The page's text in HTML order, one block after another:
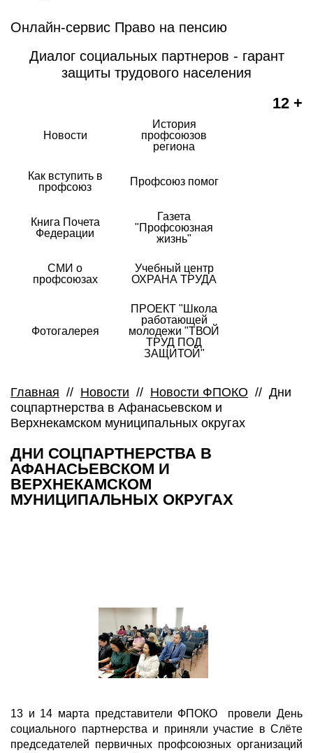
Онлайн-сервис Право на пенсию
Диалог социальных партнеров - гарант
защиты трудового населения
12 +
Новости
История
профсоюзов
региона
Как вступить в
профсоюз
Профсоюз помог
Книга Почета
Федерации
Газета
"Профсоюзная
жизнь"
СМИ о
профсоюзах
Учебный центр
ОХРАНА ТРУДА
Фотогалерея
ПРОЕКТ "Школа
работающей
молодежи "ТВОЙ
ТРУД ПОД
ЗАЩИТОЙ"
Главная // Новости // Новости ФПОКО // Дни
соцпартнерства в Афанасьевском и
Верхнекамском муниципальных округах
ДНИ СОЦПАРТНЕРСТВА В
АФАНАСЬЕВСКОМ И
ВЕРХНЕКАМСКОМ
МУНИЦИПАЛЬНЫХ ОКРУГАХ
13 и 14 марта представители ФПОКО провели День
социального партнерства и приняли участие в Слёте
председателей первичных профсоюзных организаций